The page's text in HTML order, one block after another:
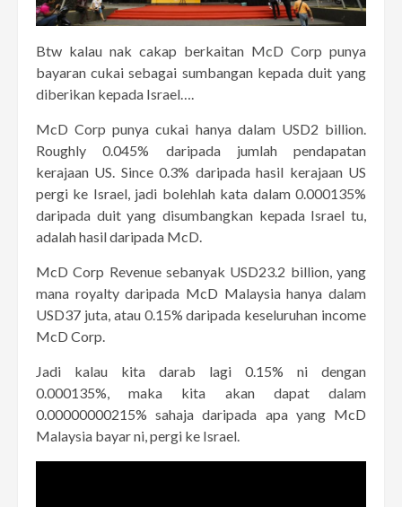
Btw kalau nak cakap berkaitan McD Corp punya
bayaran cukai sebagai sumbangan kepada duit yang
diberikan kepada Israel….
McD Corp punya cukai hanya dalam USD2 billion.
Roughly 0.045% daripada jumlah pendapatan
kerajaan US. Since 0.3% daripada hasil kerajaan US
pergi ke Israel, jadi bolehlah kata dalam 0.000135%
daripada duit yang disumbangkan kepada Israel tu,
adalah hasil daripada McD.
McD Corp Revenue sebanyak USD23.2 billion, yang
mana royalty daripada McD Malaysia hanya dalam
USD37 juta, atau 0.15% daripada keseluruhan income
McD Corp.
Jadi kalau kita darab lagi 0.15% ni dengan
0.000135%, maka kita akan dapat dalam
0.00000000215% sahaja daripada apa yang McD
Malaysia bayar ni, pergi ke Israel.